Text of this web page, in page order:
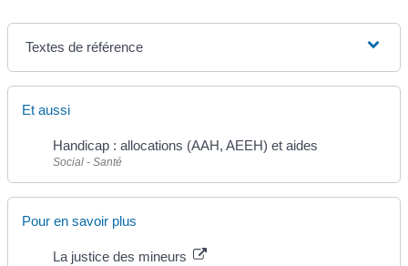
Textes de référence
Et aussi
Handicap : allocations (AAH, AEEH) et aides
Social - Santé
Pour en savoir plus
La justice des mineurs